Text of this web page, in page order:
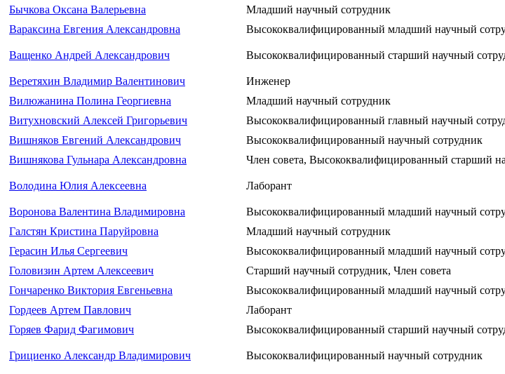
Бычкова Оксана Валерьевна
Младший научный сотрудник
Вараксина Евгения Александровна
Высококвалифицированный младший научный
Ващенко Андрей Александрович Высококвалифицированный старший научный
Веретяхин Владимир Валентинович
Инженер
Вилюжанина Полина Георгиевна
Младший научный сотрудник
Витухновский Алексей Григорьевич
Высококвалифицированный главный научный
Вишняков Евгений Александрович
Высококвалифицированный научный сотрудник
Вишнякова Гульнара Александровна
Член совета, Высококвалифицированный старший
Володина Юлия Алексеевна Лаборант
Воронова Валентина Владимировна
Высококвалифицированный младший научный
Галстян Кристина Паруйровна
Младший научный сотрудник
Герасин Илья Сергеевич
Высококвалифицированный младший научный
Головизин Артем Алексеевич
Старший научный сотрудник, Член совета
Гончаренко Виктория Евгеньевна
Высококвалифицированный младший научный
Гордеев Артем Павлович
Лаборант
Горяев Фарид Фагимович
Высококвалифицированный старший научный
Грициенко Александр Владимирович Высококвалифицированный научный сотрудник